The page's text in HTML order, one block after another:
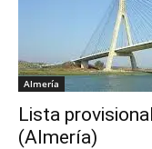
Almería
Lista
(Almería)